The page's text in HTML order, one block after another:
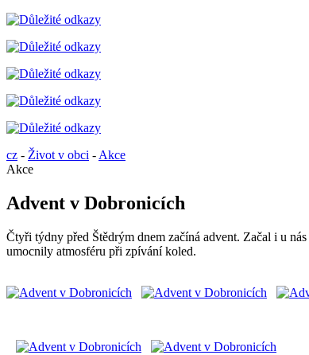
cz - Život v obci - Akce
Akce
Advent v Dobronicích
Čtyři týdny před Štědrým dnem začíná advent. Začal i u
umocnily atmosféru při zpívání koled.